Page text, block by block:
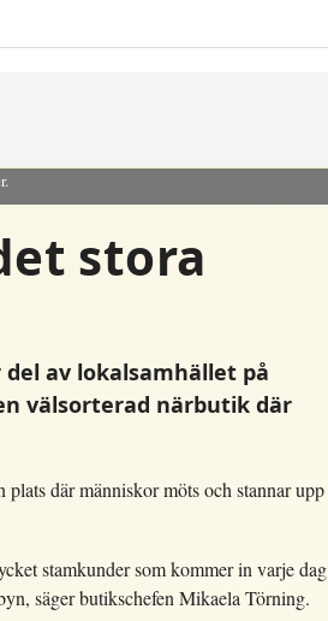
stora
del av lokalsamhället på
välsorterad närbutik där
där människor möts och stannar upp
stamkunder som kommer in varje dag
säger butikschefen Mikaela Törning.